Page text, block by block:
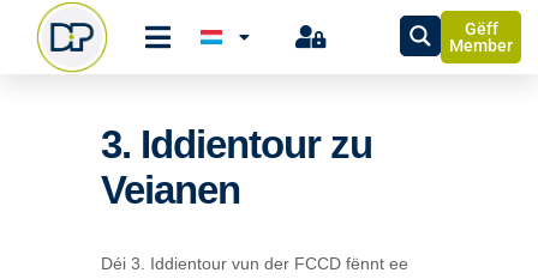
Gëff
Member
3. Iddientour zu
Veianen
Déi 3. Iddientour vun der FCCD fënnt ee